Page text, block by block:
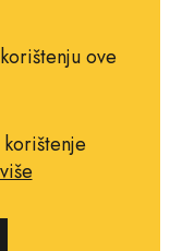
kolačićima ove